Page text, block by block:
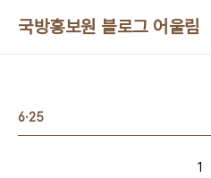
국방홍보원 블로그 어울림
6·25
1